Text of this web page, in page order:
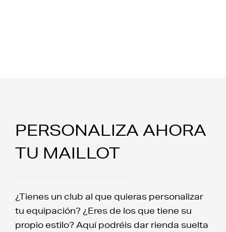
PERSONALIZA AHORA
TU MAILLOT
¿Tienes un club al que quieras personalizar
tu equipación? ¿Eres de los que tiene su
propio estilo? Aquí podréis dar rienda suelta